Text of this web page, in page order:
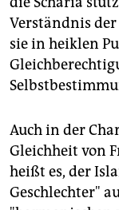
Verständnis
sie in heiklen
Auch in der
Gleichheit von
heißt es, der
Geschlechter"